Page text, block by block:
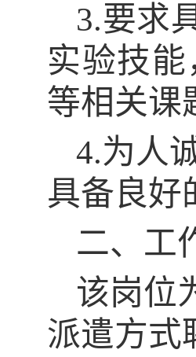
3.要求
实验技
等相关课
4.为人
具备良好
二、工
该岗位
派遣方式